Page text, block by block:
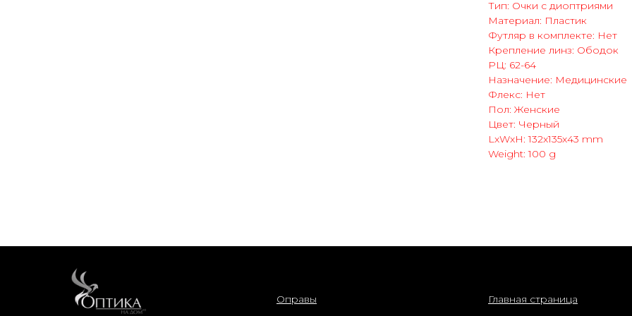
Тип: Очки с диоптриями
Материал: Пластик
Футляр в комплекте: Нет
Крепление линз: Ободок
РЦ: 62-64
Назначение: Медицинские
Флекс: Нет
Пол: Женские
Цвет: Черный
LxWxH: 132x135x43 mm
Weight: 100 g
Оправы
Главная страница